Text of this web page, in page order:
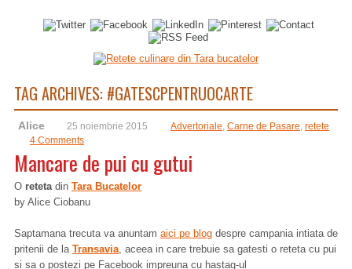
TAG ARCHIVES: #GATESCPENTRUOCARTE
Alice 25 noiembrie 2015 Advertoriale, Carne de Pasare, retete
4 Comments
Mancare de pui cu gutui
O retetadin Tara Bucatelor
by Alice Ciobanu
Saptamana trecuta va anuntam aici pe blog despre campania intiata de
pritenii de la Transavia, aceea in care trebuie sa gatesti o reteta cu pui
si sa o postezi pe Facebook impreuna cu hastag-ul